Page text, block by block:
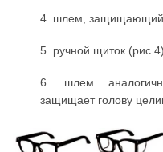
4. шлем, защищающий
5. ручной щиток
6. шлем
защищает голову